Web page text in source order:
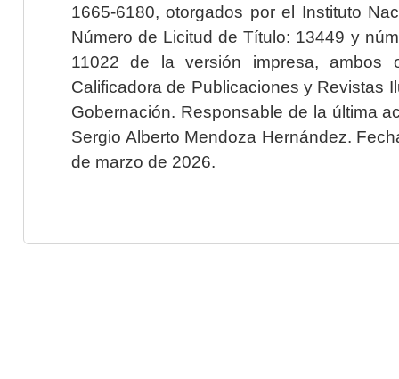
1665-6180, otorgados por el Instituto
Número de Licitud de Título: 13449 y
11022 de la versión impresa, ambos
Calificadora de Publicaciones y Revistas
Gobernación. Responsable de la última
Sergio Alberto Mendoza Hernández.
de marzo de 2026.